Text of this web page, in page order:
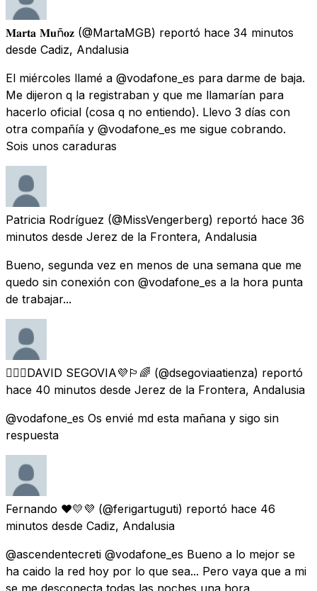
𝐌𝐚𝐫𝐭𝐚 𝐌𝐮ñ𝐨𝐳 (@MartaMGB) reportó hace 34 minutos
desde Cadiz, Andalusia
El miércoles llamé a @vodafone_es para darme de baja.
Me dijeron q la registraban y que me llamarían para
hacerlo oficial (cosa q no entiendo). Llevo 3 días con
otra compañía y @vodafone_es me sigue cobrando.
Sois unos caraduras
Patricia Rodríguez (@MissVengerberg) reportó hace 36
minutos desde Jerez de la Frontera, Andalusia
Bueno, segunda vez en menos de una semana que me
quedo sin conexión con @vodafone_es a la hora punta
de trabajar...
🏳️‍🌈💜DAVID SEGOVIA💜🏳️‍🌈 (@dsegoviaatienza) reportó
hace 40 minutos desde Jerez de la Frontera, Andalusia
@vodafone_es Os envié md esta mañana y sigo sin
respuesta
Fernando ❤💛💜 (@ferigartuguti) reportó hace 46
minutos desde Cadiz, Andalusia
@ascendentecreti @vodafone_es Bueno a lo mejor se
ha caido la red hoy por lo que sea... Pero vaya que a mi
se me desconecta todas las noches una hora